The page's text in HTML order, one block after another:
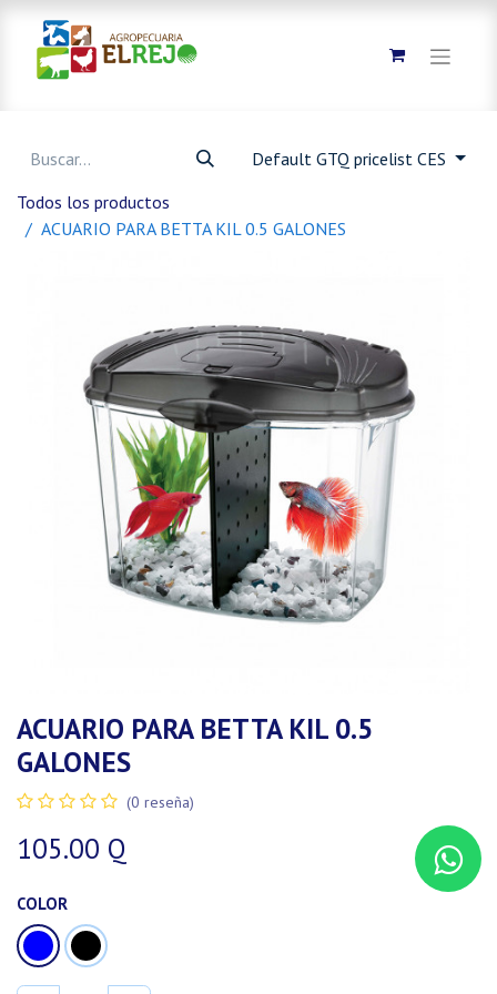
Default GTQ pricelist CES
Todos los productos
ACUARIO PARA BETTA KIL 0.5 GALONES
ACUARIO PARA BETTA KIL 0.5
GALONES
(0 reseña)
105.00 Q
COLOR